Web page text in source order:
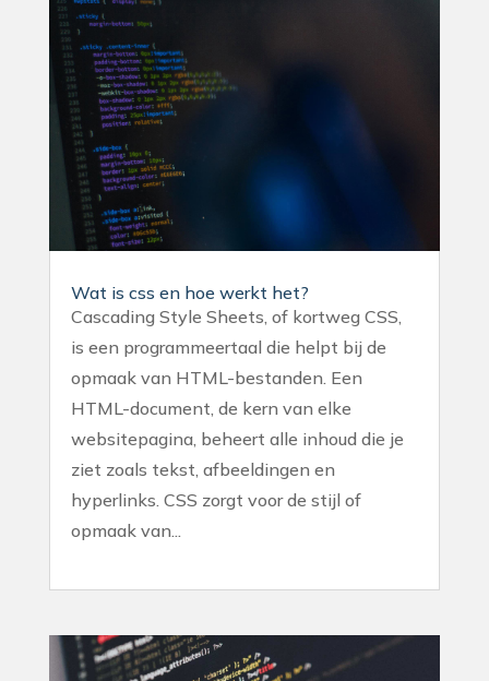
Wat is css en hoe werkt het?
Cascading Style Sheets, of kortweg CSS,
is een programmeertaal die helpt bij de
opmaak van HTML-bestanden. Een
HTML-document, de kern van elke
websitepagina, beheert alle inhoud die je
ziet zoals tekst, afbeeldingen en
hyperlinks. CSS zorgt voor de stijl of
opmaak van...